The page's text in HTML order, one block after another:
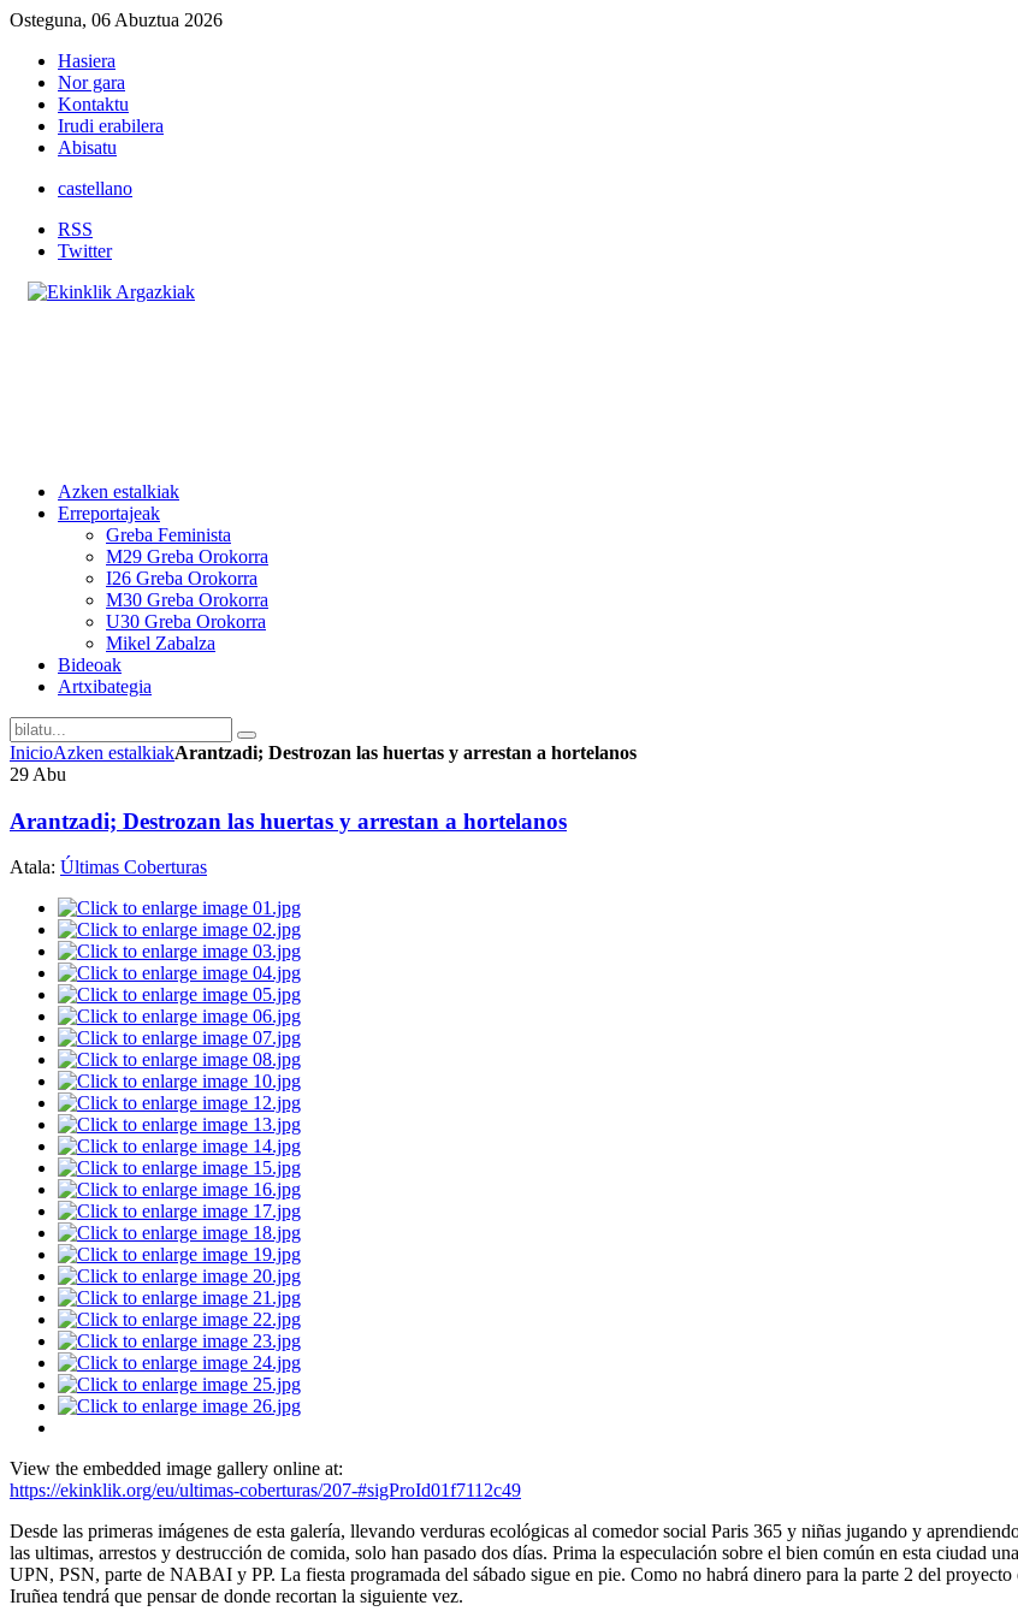
Osteguna, 06 Abuztua 2026
Hasiera
Nor gara
Kontaktu
Irudi erabilera
Abisatu
castellano
RSS
Twitter
Azken estalkiak
Erreportajeak
Greba Feminista
M29 Greba Orokorra
I26 Greba Orokorra
M30 Greba Orokorra
U30 Greba Orokorra
Mikel Zabalza
Bideoak
Artxibategia
InicioAzken estalkiakArantzadi; Destrozan las huertas y arrestan a hortelanos
29 Abu
Arantzadi; Destrozan las huertas y arrestan a hortelanos
Atala: Últimas Coberturas
View the embedded image gallery online at:
https://ekinklik.org/eu/ultimas-coberturas/207-#sigProId01f7112c49
Desde las primeras imágenes de esta galería, llevando verduras ecológicas al comedor social Paris 365 y niñas jugando y
las ultimas, arrestos y destrucción de comida, solo han pasado dos días. Prima la especulación sobre el bien común en esta ciudad
UPN, PSN, parte de NABAI y PP. La fiesta programada del sábado sigue en pie. Como no habrá dinero para la parte 2 del proyecto
Iruñea tendrá que pensar de donde recortan la siguiente vez.